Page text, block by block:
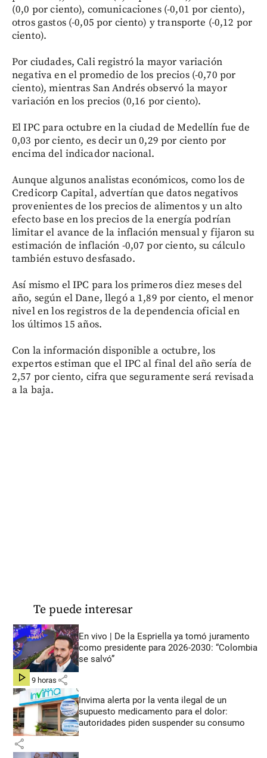
(0,0 por ciento), comunicaciones (-0,01 por ciento),
otros gastos (-0,05 por ciento) y transporte (-0,12 por
ciento).
Por ciudades, Cali registró la mayor variación
negativa en el promedio de los precios (-0,70 por
ciento), mientras San Andrés observó la mayor
variación en los precios (0,16 por ciento).
El IPC para octubre en la ciudad de Medellín fue de
0,03 por ciento, es decir un 0,29 por ciento por
encima del indicador nacional.
Aunque algunos analistas económicos, como los de
Credicorp Capital, advertían que datos negativos
provenientes de los precios de alimentos y un alto
efecto base en los precios de la energía podrían
limitar el avance de la inflación mensual y fijaron su
estimación de inflación -0,07 por ciento, su cálculo
también estuvo desfasado.
Así mismo el IPC para los primeros diez meses del
año, según el Dane, llegó a 1,89 por ciento, el menor
nivel en los registros de la dependencia oficial en
los últimos 15 años.
Con la información disponible a octubre, los
expertos estiman que el IPC al final del año sería de
2,57 por ciento, cifra que seguramente será revisada
a la baja.
Te puede interesar
En vivo | De la Espriella ya tomó juramento
como presidente para 2026-2030: “Colombia
se salvó”
hace 9 horas share
Invima alerta por la venta ilegal de un
supuesto medicamento para el dolor:
autoridades piden suspender su consumo
share